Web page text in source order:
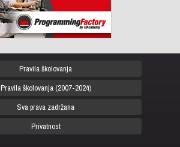
Pravila školovanja
Pravila školovanja (2007-2024)
Sva prava zadržana
Privatnost